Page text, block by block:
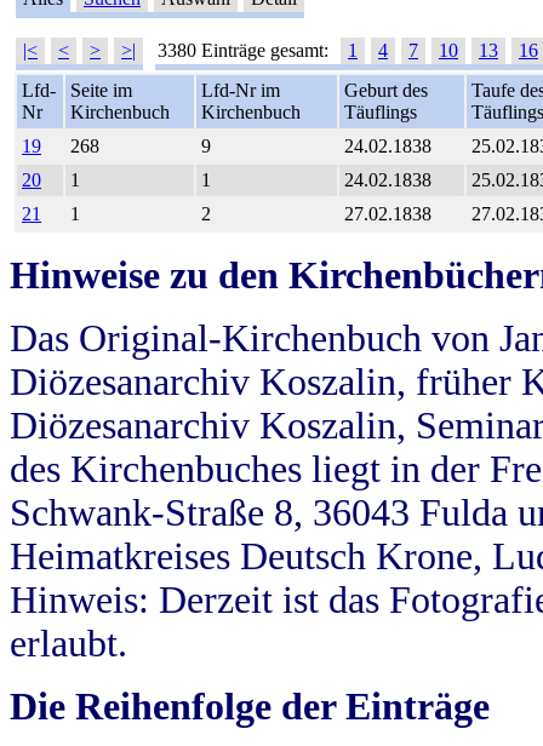
|< < > >| 3380 Einträge gesamt: 1 4 7 10 13
16
Lfd-
Nr
Seite im
Kirchenbuch
Lfd-Nr im
Kirchenbuch
Geburt des
Täuflings
Taufe
Täuflings
19
268 9 24.02.1838
20
1 1 24.02.1838
21
1 2 27.02.1838
Hinweise zu den
Das Original-Kirchenbuch von
Diözesanarchiv Koszalin, früher
Diözesanarchiv Koszalin,
des Kirchenbuches liegt in der
Schwank-Straße 8, 36043 Fulda
Heimatkreises Deutsch Krone,
Hinweis: Derzeit ist das
erlaubt.
Die Reihenfolge der Einträge